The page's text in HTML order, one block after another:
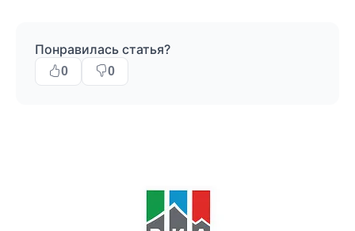
Понравилась статья?
0 0